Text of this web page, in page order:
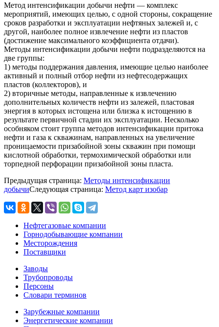
Метод интенсификации добычи нефти — комплекс
мероприятий, имеющих целью, с одной стороны, сокращение
сроков разработки и эксплуатации нефтяных залежей и, с
другой, наиболее полное извлечение нефти из пластов
(достижение максимального коэффициента отдачи).
Методы интенсификации добычи нефти подразделяются на
две группы:
1) методы поддержания давления, имеющие целью наиболее
активный и полный отбор нефти из нефтесодержащих
пластов (коллекторов), и
2) вторичные методы, направленные к извлечению
дополнительных количеств нефти из залежей, пластовая
энергия в которых истощена или близка к истощению в
результате первичной стадии их эксплуатации. Несколько
особняком стоит группа методов интенсификации притока
нефти и газа к скважинам, направленных на увеличение
проницаемости призабойной зоны скважин при помощи
кислотной обработки, термохимической обработки или
торпедной перфорации призабойной зоны пласта.
Предыдущая страница: Методы интенсификации
добычиСледующая страница: Метод карт изобар
Нефтегазовые компании
Горнодобывающие компании
Месторождения
Поставщики
Заводы
Трубопроводы
Персоны
Словари терминов
Зарубежные компании
Энергетические компании